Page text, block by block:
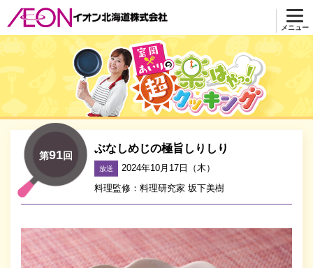
メニュー
第91回
ぶなしめじの極旨しりしり
放送
2024年10月17日（木）
料理監修：料理研究家 坂下美樹